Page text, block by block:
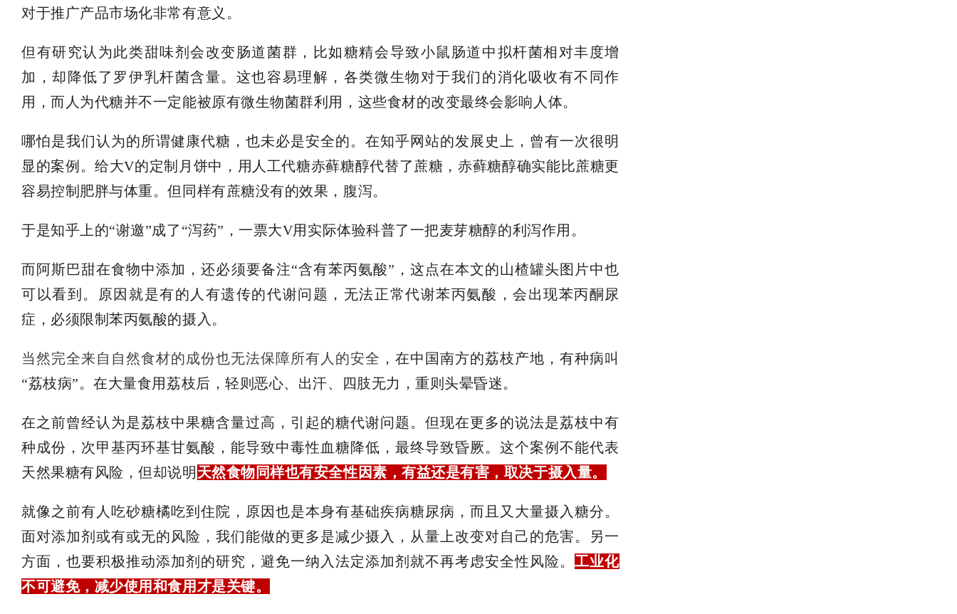
对于推广产品市场化非常有意义。
但有研究认为此类甜味剂会改变肠道菌群，比如糖精会导致小鼠肠道中拟杆菌相对丰度增
加，却降低了罗伊乳杆菌含量。这也容易理解，各类微生物对于我们的消化吸收有不同作
用，而人为代糖并不一定能被原有微生物菌群利用，这些食材的改变最终会影响人体。
哪怕是我们认为的所谓健康代糖，也未必是安全的。在知乎网站的发展史上，曾有一次很明
显的案例。给大V的定制月饼中，用人工代糖赤藓糖醇代替了蔗糖，赤藓糖醇确实能比蔗糖更
容易控制肥胖与体重。但同样有蔗糖没有的效果，腹泻。
于是知乎上的“谢邀”成了“泻药”，一票大V用实际体验科普了一把麦芽糖醇的利泻作用。
而阿斯巴甜在食物中添加，还必须要备注“含有苯丙氨酸”，这点在本文的山楂罐头图片中也
可以看到。原因就是有的人有遗传的代谢问题，无法正常代谢苯丙氨酸，会出现苯丙酮尿
症，必须限制苯丙氨酸的摄入。
当然完全来自自然食材的成份也无法保障所有人的安全 ，在中国南方的荔枝产地，有种病叫
“荔枝病”。在大量食用荔枝后，轻则恶心、出汗、四肢无力，重则头晕昏迷。
在之前曾经认为是荔枝中果糖含量过高，引起的糖代谢问题。但现在更多的说法是荔枝中有
种成份，次甲基丙环基甘氨酸，能导致中毒性血糖降低，最终导致昏厥。这个案例不能代表
天然果糖有风险，但却说明 天然食物同样也有安全性因素，有益还是有害，取决于摄入量。
就像之前有人吃砂糖橘吃到住院，原因也是本身有基础疾病糖尿病，而且又大量摄入糖分。
面对添加剂或有或无的风险，我们能做的更多是减少摄入，从量上改变对自己的危害。另一
方面，也要积极推动添加剂的研究，避免一纳入法定添加剂就不再考虑安全性风险。工业化
不可避免，减少使用和食用才是关键。